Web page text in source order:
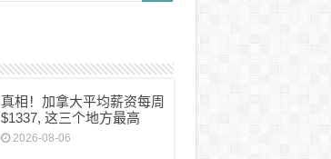
真相！加拿大平均薪资每周
$1337, 这三个地方最高
2026-08-06